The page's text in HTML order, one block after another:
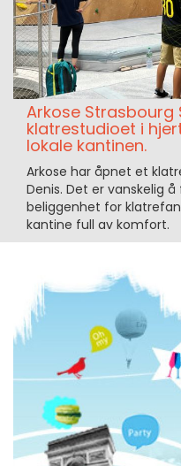
Arkose Strasbourg
klatrestudioet i
lokale kantinen.
Arkose har åpnet et
Denis. Det er vanskelig
beliggenhet for
kantine full av komfort.